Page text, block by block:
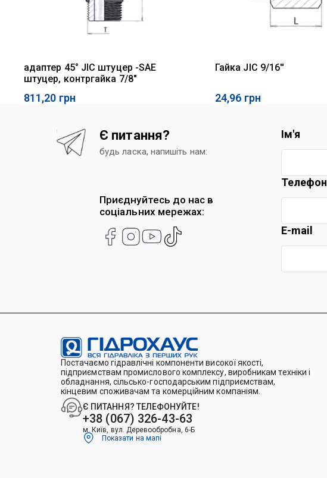
адаптер 45° JIC штуцер -SAE
штуцер, контргайка 7/8"
811,20 грн
Гайка JIC 9/16''
24,96 грн
Є питання?
будь ласка, напишіть нам:
Приєднуйтесь до нас в
соціальних мережах:
Ім'я
Телефон
E-mail
Постачаємо гідравлічні компоненти високої якості,
підприємствам промислового комплексу, виробникам техніки і
обладнання, сільсько-господарським підприємствам,
кінцевим споживачам та комерційним компаніям.
Є ПИТАННЯ? ТЕЛЕФОНУЙТЕ!
+38 (067) 326-43-63
м. Київ, вул. Деревообробна, 6-Б
Показати на мапі